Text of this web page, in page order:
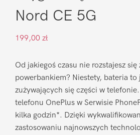
Nord CE 5G
199,00 zł
Od jakiegoś czasu nie rozstajesz się
powerbankiem? Niestety, bateria to
zużywających się części w
telefonu OnePlus w Serwisie
kilka godzin*. Dzięki
zastosowaniu najnowszych